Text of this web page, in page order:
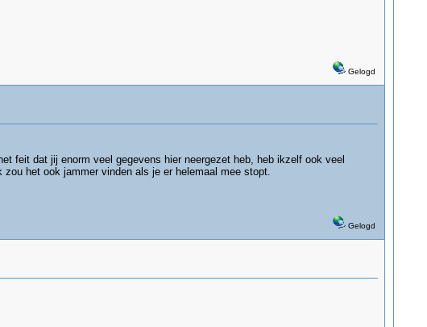
Gelogd
feit dat jij enorm veel gegevens hier neergezet heb, heb ikzelf ook veel
het ook jammer vinden als je er helemaal mee stopt.
Gelogd